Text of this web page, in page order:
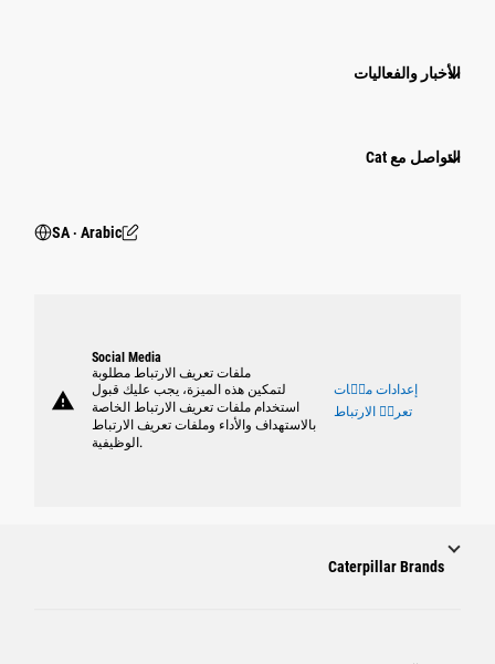
الأخبار والفعاليات
التواصل مع Cat
SA ‧ Arabic
warning
Social Media
ملفات تعريف الارتباط مطلوبة
لتمكين هذه الميزة، يجب عليك قبول
استخدام ملفات تعريف الارتباط الخاصة
بالاستهداف والأداء وملفات تعريف الارتباط
الوظيفية.
إعدادات ملٝات
تعريٝ الارتباط
Caterpillar Brands